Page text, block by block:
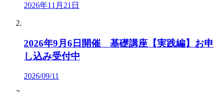
2026年11月21日
2026年9月6日開催 基礎講座【実践編】お申
し込み受付中
2026/09/11